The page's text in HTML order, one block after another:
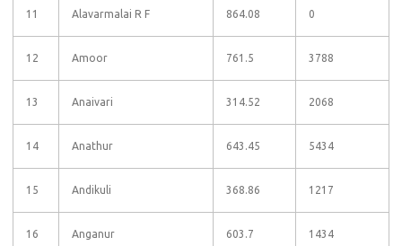
11 Alavarmalai R F 864.08 0
12 Amoor 761.5 3788
13 Anaivari 314.52 2068
14 Anathur 643.45 5434
15 Andikuli 368.86 1217
16 Anganur 603.7 1434